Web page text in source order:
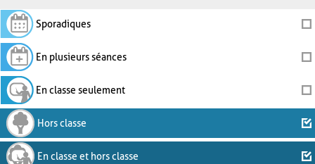
Sporadiques
En plusieurs séances
En classe seulement
Hors classe
En classe et hors classe